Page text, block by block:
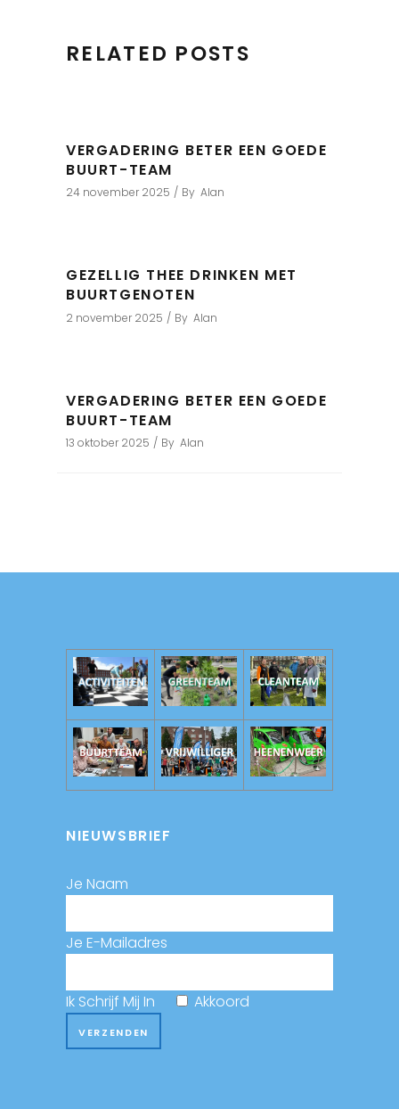
RELATED POSTS
VERGADERING BETER EEN GOEDE
BUURT-TEAM
24 november 2025 By Alan
GEZELLIG THEE DRINKEN MET
BUURTGENOTEN
2 november 2025 By Alan
VERGADERING BETER EEN GOEDE
BUURT-TEAM
13 oktober 2025 By Alan
NIEUWSBRIEF
Je Naam
Je E-Mailadres
Ik Schrijf Mij In Akkoord